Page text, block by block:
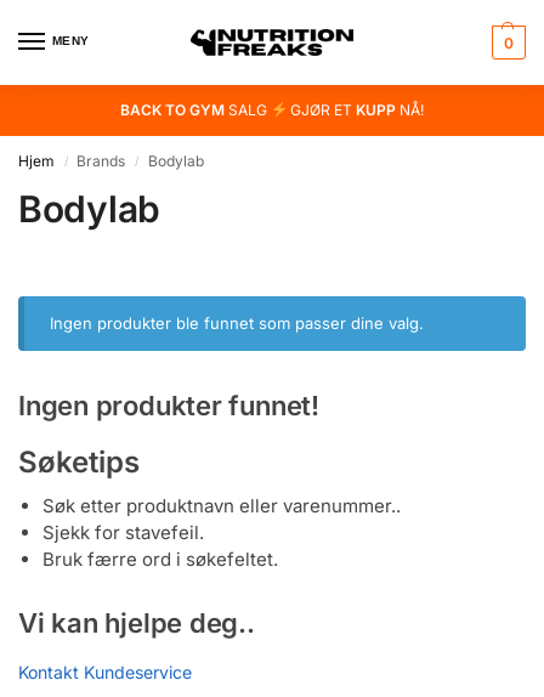
MENY 0
BACK TO GYMSALG GJØR ET KUPP NÅ!
Hjem / Brands / Bodylab
Bodylab
Ingen produkter ble funnet som passer dine valg.
Ingen produkter funnet!
Søketips
Søk etter produktnavn eller varenummer..
Sjekk for stavefeil.
Bruk færre ord i søkefeltet.
Vi kan hjelpe deg..
Kontakt Kundeservice